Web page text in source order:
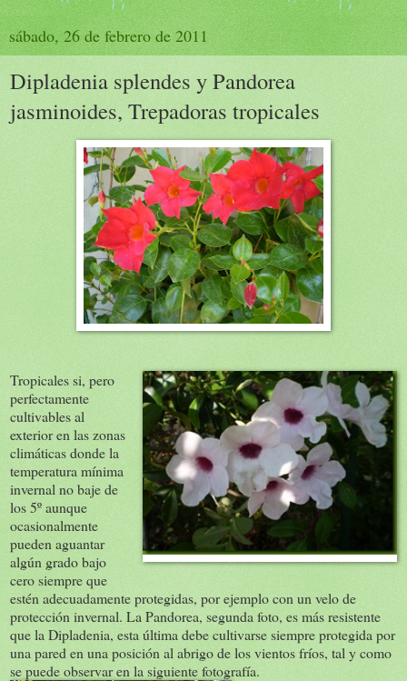
sábado, 26 de febrero de 2011
Dipladenia splendes y Pandorea
jasminoides, Trepadoras tropicales
Tropicales si, pero
perfectamente
cultivables al
exterior en las zonas
climáticas donde la
temperatura mínima
invernal no baje de
los 5º aunque
ocasionalmente
pueden aguantar
algún grado bajo
cero siempre que
estén adecuadamente protegidas, por ejemplo con un velo de
protección invernal. La Pandorea, segunda foto, es más resistente
que la Dipladenia, esta última debe cultivarse siempre protegida por
una pared en una posición al abrigo de los vientos fríos, tal y como
se puede observar en la siguiente fotografía.